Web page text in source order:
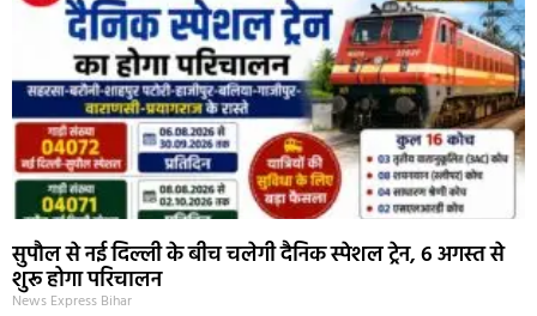
सुपौल से नई दिल्ली के बीच चलेगी दैनिक स्पेशल ट्रेन, 6 अगस्त से
शुरू होगा परिचालन
News Express Bihar